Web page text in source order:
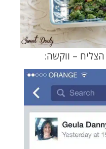
– ווקשה: